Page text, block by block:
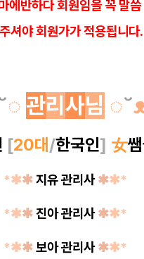
에반하다 회원임을 꼭 말씀
주셔야 회원가가 적용됩니다.
◌ 관리 사님 ◌˘
[20대 /한국인] 女
*✱✱지유 관리사✱✱*
*✱✱진아 관리사✱✱*
*✱✱보아 관리사✱✱*